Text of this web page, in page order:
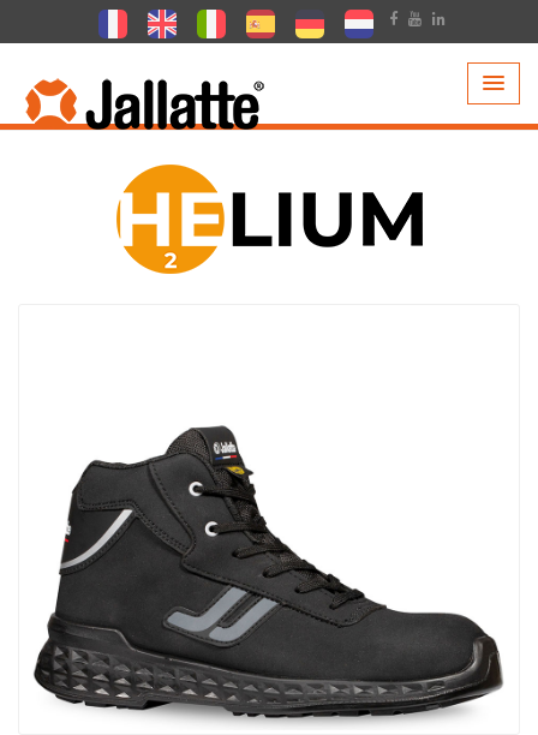
PRODOTTI >COLLEZIONI >